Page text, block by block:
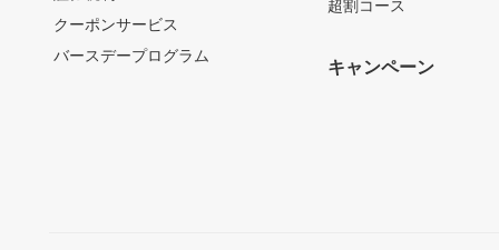
クーポンサービス
バースデープログラム
超割コース
キャンペーン